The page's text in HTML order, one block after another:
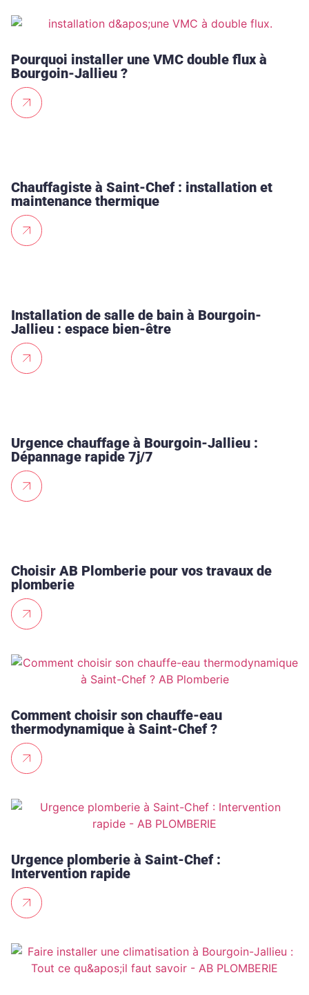
Pourquoi installer une VMC double flux à
Bourgoin-Jallieu ?
Chauffagiste à Saint-Chef : installation et
maintenance thermique
Installation de salle de bain à Bourgoin-
Jallieu : espace bien-être
Urgence chauffage à Bourgoin-Jallieu :
Dépannage rapide 7j/7
Choisir AB Plomberie pour vos travaux de
plomberie
Comment choisir son chauffe-eau
thermodynamique à Saint-Chef ?
Urgence plomberie à Saint-Chef :
Intervention rapide